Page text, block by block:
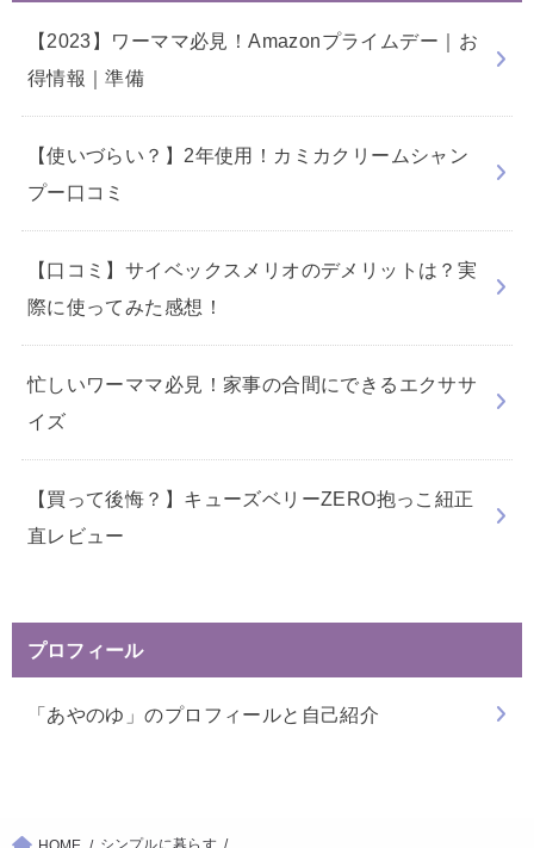
【2023】ワーママ必見！Amazonプライムデー｜お
得情報｜準備
【使いづらい？】2年使用！カミカクリームシャン
プー口コミ
【口コミ】サイベックスメリオのデメリットは？実
際に使ってみた感想！
忙しいワーママ必見！家事の合間にできるエクササ
イズ
【買って後悔？】キューズベリーZERO抱っこ紐正
直レビュー
プロフィール
「あやのゆ」のプロフィールと自己紹介
シンプルに暮らす